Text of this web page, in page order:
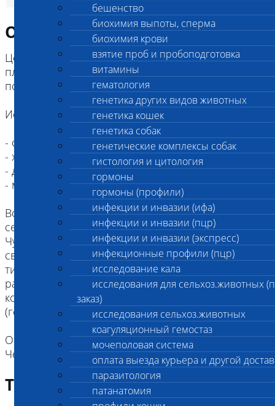
бешенство
биохимия выпоты, сперма
биохимия крови
взятие проб и пробоподготовка
витамины
гематология
генетика других видов животных
генетика кошек
генетика собак
генетические комплексы собак
гистология и цитология
гормоны
гормоны (профили)
инфекции и инвазии (ифа)
инфекции и инвазии (пцр)
инфекции и инвазии (экспресс)
инфекционные профили (пцр)
исследование кала
исследования для сельхоз.животных
заказ)
исследования сельхоз.животных
коагуляционный гемостаз
мочеполовая система
оплата выезда курьера и другой
паразитология
патанатомия
Описание исследования
Цель исследования: выделение РНК вируса чумы
плотоядных Canine Distemper virus методом
полимеразной цепной реакции.
Исследование может быть проводено для:
- собак
- хорьков, норок
- диких кошек (тигры и пр)
- морских млекопитающих
Возбудителем болезни является вирус из
семейства парамиксовирусы
Чума плотоядных может протекать молниеносно,
сверхостро, остро, подостро, абортивно,
типично и атипично. По клиническим признакам
различают катаральную, легочную, кишечную,
кожную, нервную и смешанную
(генерализованную) формы болезни.
Опасность для человеческого здоровья:
Человек не восприимчив к данной инфекции
Требование к биоматериалу